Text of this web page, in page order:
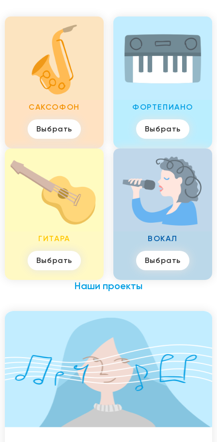
САКСОФОН
Выбрать
ФОРТЕПИАНО
Выбрать
ГИТАРА
Выбрать
ВОКАЛ
Выбрать
Наши проекты